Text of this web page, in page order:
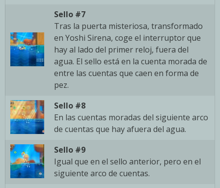
Sello #7
Tras la puerta misteriosa, transformado
en Yoshi Sirena, coge el interruptor que
hay al lado del primer reloj, fuera del
agua. El sello está en la cuenta morada de
entre las cuentas que caen en forma de
pez.
Sello #8
En las cuentas moradas del siguiente arco
de cuentas que hay afuera del agua.
Sello #9
Igual que en el sello anterior, pero en el
siguiente arco de cuentas.